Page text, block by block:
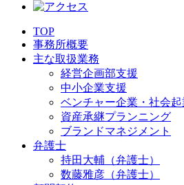
TOP
事務所概要
主な取扱業務
経営企画部支援
中小企業支援
ベンチャー企業・社会
資産承継プランニング
ブランドマネジメント
弁護士
持田大輔（弁護士）
数藤雅彦（弁護士）